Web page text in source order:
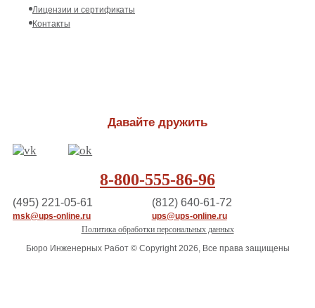
Лицензии и сертификаты
Контакты
Давайте дружить
8-800-555-86-96
(495) 221-05-61
msk@ups-online.ru
(812) 640-61-72
ups@ups-online.ru
Политика обработки персональных данных
Бюро Инженерных Работ © Copyright 2026, Все права защищены